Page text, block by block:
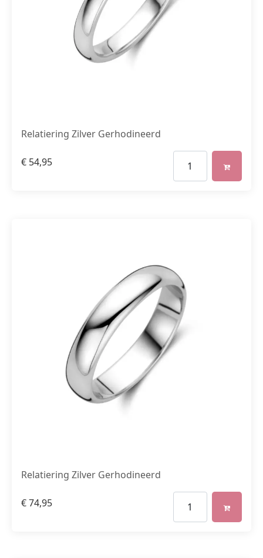
Relatiering Zilver Gerhodineerd
€ 54,95
Relatiering Zilver Gerhodineerd
€74,95